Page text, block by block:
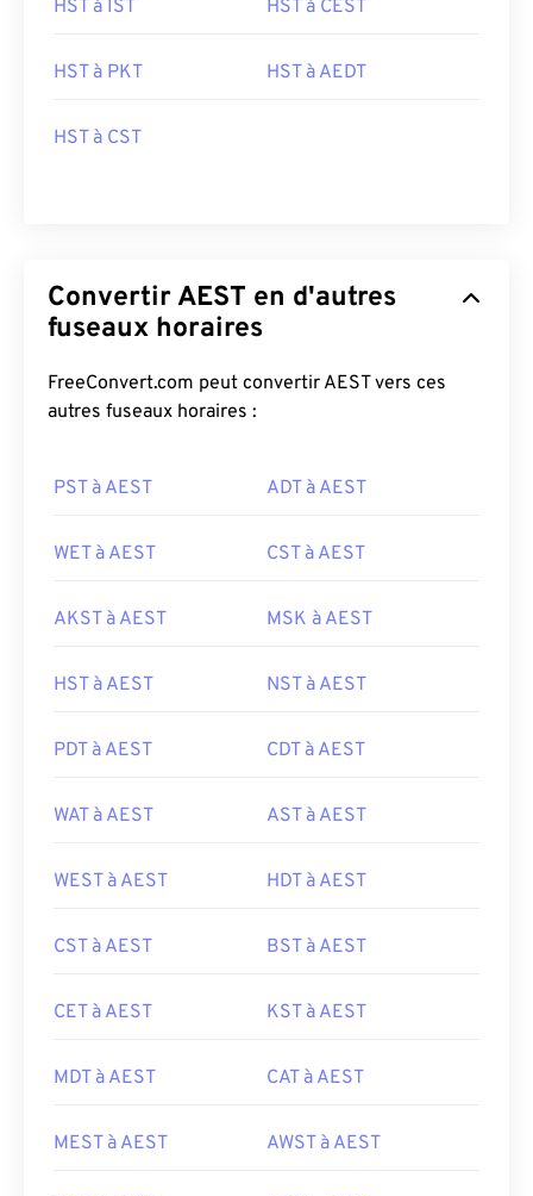
HST à IST HST à CEST
HST à PKT HST à AEDT
HST à CST
Convertir AEST en d'autres
fuseaux horaires
FreeConvert.com peut convertir AEST vers ces
autres fuseaux horaires :
PST à AEST ADT à AEST
WET à AEST CST à AEST
AKST à AEST MSK à AEST
HST à AEST NST à AEST
PDT à AEST CDT à AEST
WAT à AEST AST à AEST
WEST à AEST HDT à AEST
CST à AEST BST à AEST
CET à AEST KST à AEST
MDT à AEST CAT à AEST
MEST à AEST AWST à AEST